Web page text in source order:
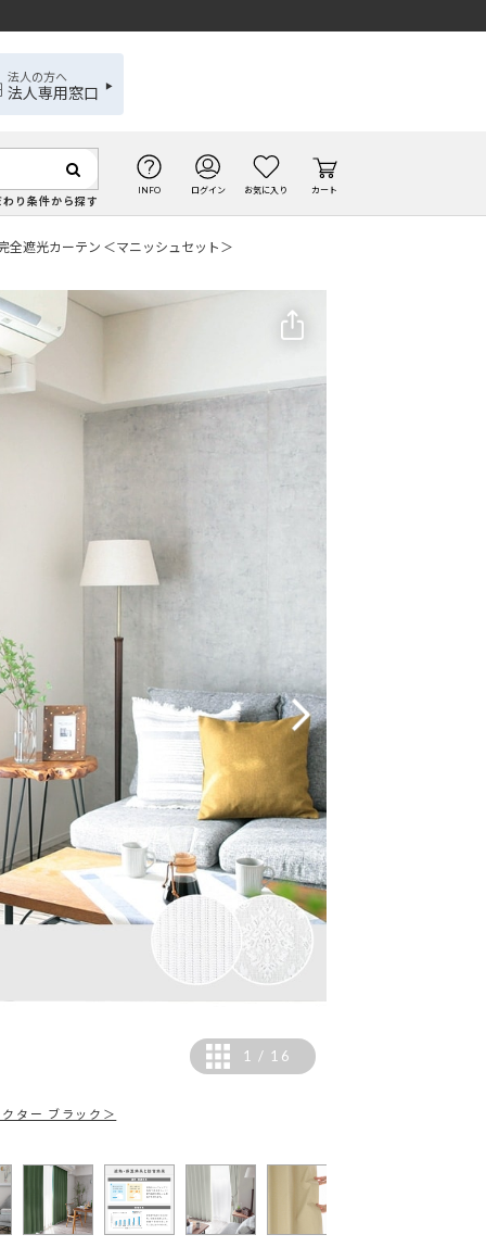
法人の方へ
法人専用窓口
り条件から探す
INFO ログイン お気に入り カート
全遮光カーテン ＜マニッシュセット＞
ター ブラック＞
1 / 16